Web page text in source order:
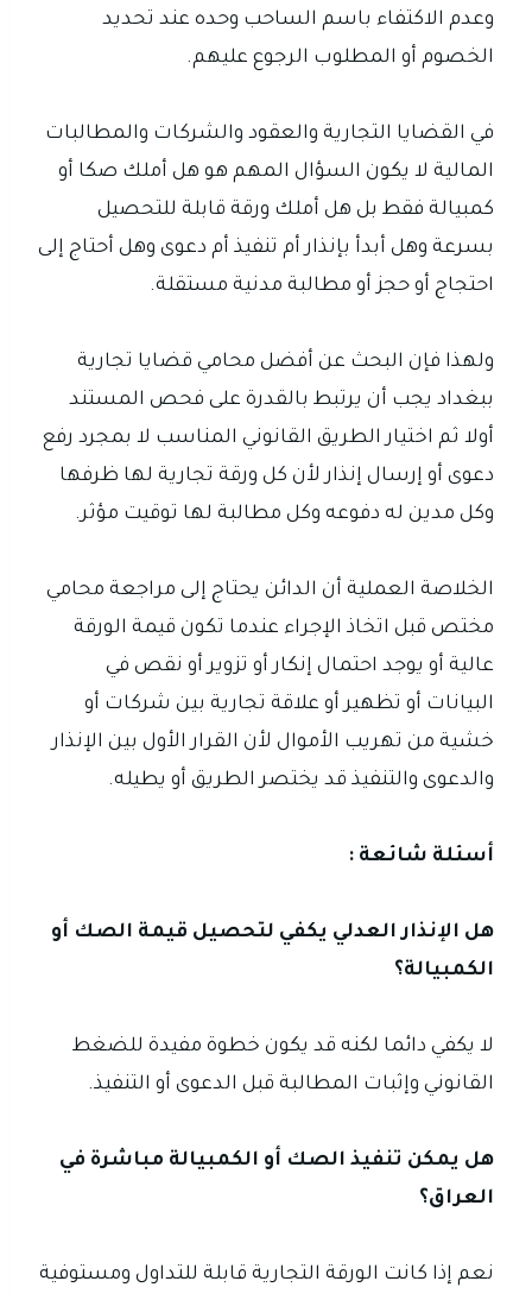
وعدم الاكتفاء باسم الساحب وحده عند تحديد
الخصوم أو المطلوب الرجوع عليهم.
في القضايا التجارية والعقود والشركات والمطالبات
المالية لا يكون السؤال المهم هو هل أملك صكا أو
كمبيالة فقط بل هل أملك ورقة قابلة للتحصيل
بسرعة وهل أبدأ بإنذار أم تنفيذ أم دعوى وهل أحتاج إلى
احتجاج أو حجز أو مطالبة مدنية مستقلة.
ولهذا فإن البحث عن أفضل محامي قضايا تجارية
ببغداد يجب أن يرتبط بالقدرة على فحص المستند
أولا ثم اختيار الطريق القانوني المناسب لا بمجرد رفع
دعوى أو إرسال إنذار لأن كل ورقة تجارية لها ظرفها
وكل مدين له دفوعه وكل مطالبة لها توقيت مؤثر.
الخلاصة العملية أن الدائن يحتاج إلى مراجعة محامي
مختص قبل اتخاذ الإجراء عندما تكون قيمة الورقة
عالية أو يوجد احتمال إنكار أو تزوير أو نقص في
البيانات أو تظهير أو علاقة تجارية بين شركات أو
خشية من تهريب الأموال لأن القرار الأول بين الإنذار
والدعوى والتنفيذ قد يختصر الطريق أو يطيله.
أسئلة شائعة :
هل الإنذار العدلي يكفي لتحصيل قيمة الصك أو
الكمبيالة؟
لا يكفي دائما لكنه قد يكون خطوة مفيدة للضغط
القانوني وإثبات المطالبة قبل الدعوى أو التنفيذ.
هل يمكن تنفيذ الصك أو الكمبيالة مباشرة في
العراق؟
نعم إذا كانت الورقة التجارية قابلة للتداول ومستوفية